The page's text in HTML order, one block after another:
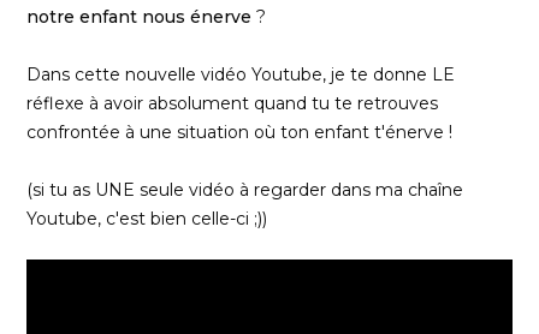
notre enfant nous énerve ?
Dans cette nouvelle vidéo Youtube, je te donne LE
réflexe à avoir absolument quand tu te retrouves
confrontée à une situation où ton enfant t'énerve !
(si tu as UNE seule vidéo à regarder dans ma chaîne
Youtube, c'est bien celle-ci ;))